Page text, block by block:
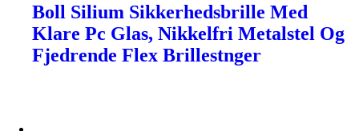
Boll Silium Sikkerhedsbrille Med
Klare Pc Glas, Nikkelfri Metalstel Og
Fjedrende Flex Brillestnger